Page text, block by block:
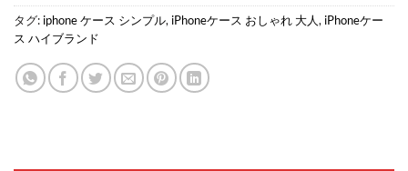
タグ: iphone ケース シンプル, iPhoneケース おしゃれ 大人, iPhoneケー
ス ハイブランド